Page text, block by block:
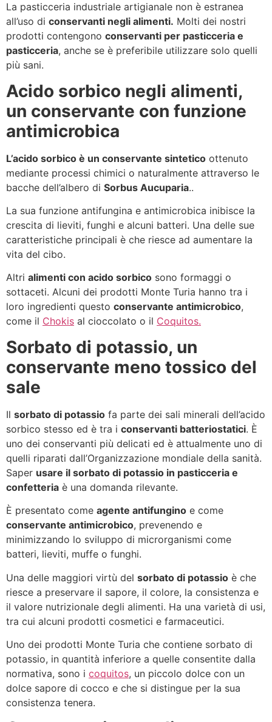
La pasticceria industriale artigianale non è estranea
all’uso di conservanti negli alimenti. Molti dei nostri
prodotti contengono conservanti per pasticceria e
pasticceria, anche se è preferibile utilizzare solo quelli
più sani.
Acido sorbico negli alimenti,
un conservante con funzione
antimicrobica
L’acido sorbico è un conservante sintetico ottenuto
mediante processi chimici o naturalmente attraverso le
bacche dell’albero di Sorbus Aucuparia..
La sua funzione antifungina e antimicrobica inibisce la
crescita di lieviti, funghi e alcuni batteri. Una delle sue
caratteristiche principali è che riesce ad aumentare la
vita del cibo.
Altri alimenti con acido sorbico sono formaggi o
sottaceti. Alcuni dei prodotti Monte Turia hanno tra i
loro ingredienti questo conservante antimicrobico,
come il Chokis al cioccolato o il Coquitos.
Sorbato di potassio, un
conservante meno tossico del
sale
Il sorbato di potassio fa parte dei sali minerali dell’acido
sorbico stesso ed è tra i conservanti batteriostatici. È
uno dei conservanti più delicati ed è attualmente uno di
quelli riparati dall’Organizzazione mondiale della sanità.
Saper usare il sorbato di potassio in pasticceria e
confetteria è una domanda rilevante.
È presentato come agente antifungino e come
conservante antimicrobico, prevenendo e
minimizzando lo sviluppo di microrganismi come
batteri, lieviti, muffe o funghi.
Una delle maggiori virtù del sorbato di potassio è che
riesce a preservare il sapore, il colore, la consistenza e
il valore nutrizionale degli alimenti. Ha una varietà di usi,
tra cui alcuni prodotti cosmetici e farmaceutici.
Uno dei prodotti Monte Turia che contiene sorbato di
potassio, in quantità inferiore a quelle consentite dalla
normativa, sono i coquitos, un piccolo dolce con un
dolce sapore di cocco e che si distingue per la sua
consistenza tenera.